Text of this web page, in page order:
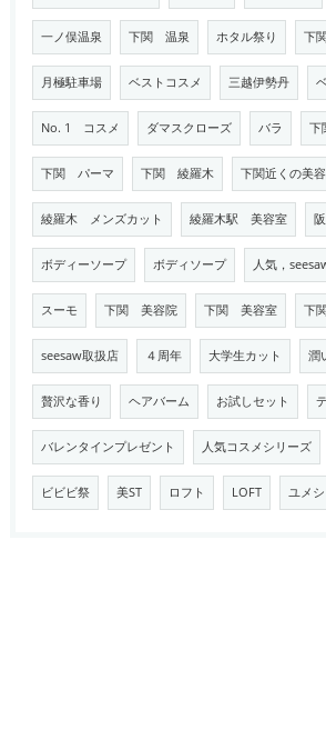
一ノ俣温泉 下関 温泉 ホタル祭り 下
月極駐車場 ベストコスメ 三越伊勢丹
No. 1 コスメ ダマスクローズ バラ 下
下関 パーマ 下関 綾羅木 下関近くの美
綾羅木 メンズカット 綾羅木駅 美容室
ボディーソープ ボディソープ 人気，
スーモ 下関 美容院 下関 美容室 下
seesaw取扱店 ４周年 大学生カット 潤
贅沢な香り ヘアバーム お試しセット
バレンタインプレゼント 人気コスメシリーズ
ビビビ祭 美ST ロフト LOFT ユメシ